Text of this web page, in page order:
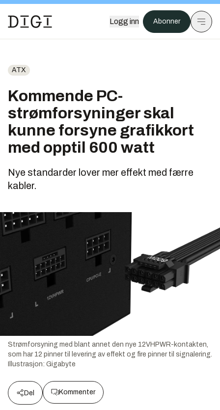
Logg inn Abonner
ATX
Kommende PC-
strømforsyninger skal
kunne forsyne grafikkort
med opptil 600 watt
Nye standarder lover mer effekt med færre
kabler.
Strømforsyning med blant annet den nye 12VHPWR-kontakten,
som har 12 pinner til levering av effekt og fire pinner til signalering.
Illustrasjon: Gigabyte
Del Kommenter